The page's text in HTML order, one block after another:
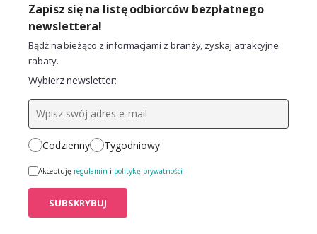
Zapisz się na listę odbiorców bezpłatnego
newslettera!
Bądź na bieżąco z informacjami z branży, zyskaj atrakcyjne
rabaty.
Wybierz newsletter:
Codzienny Tygodniowy
Akceptuję regulamin i politykę prywatności